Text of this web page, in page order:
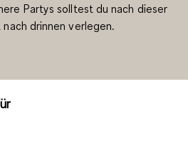
Partys solltest du nach dieser
nach drinnen verlegen.